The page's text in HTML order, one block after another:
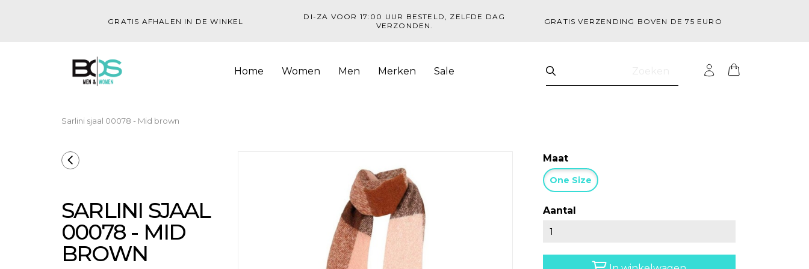
GRATIS AFHALEN IN DE WINKEL
DI-ZA VOOR 17:00 UUR BESTELD, ZELFDE DAG
VERZONDEN.
GRATIS VERZENDING BOVEN DE 75 EURO
Home Women Men Merken Sale
Sarlini sjaal 00078 - Mid brown
SARLINI SJAAL
00078 - MID
BROWN
Maat
One Size
Aantal